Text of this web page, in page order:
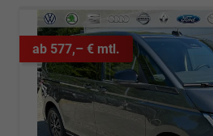
ab 577,– € mtl.